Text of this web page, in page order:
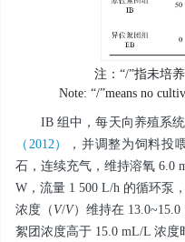
注：“/”指未培
Note: “/”means no
IB 组中，每天向养殖系
（2012）
，并调整为饲料投
石，连续充气，维持溶氧 6.0
W，流量 1 500 L/h 的循环泵
浓度（ V/V）维持在
絮团浓度高于 15.0 mL/L 浓